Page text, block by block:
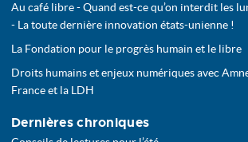
Au café libre - Quand est-ce qu’on interdit les
- La toute dernière innovation états-unienne !
La Fondation pour le progrès humain et le libre
Droits humains et enjeux numériques avec
France et la LDH
Dernières chroniques